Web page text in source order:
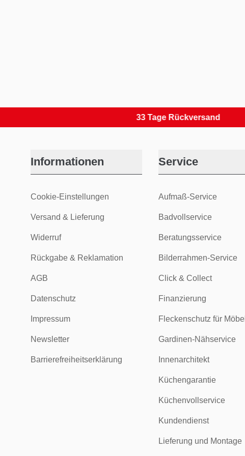
33 Tage Rückversand
Informationen
Cookie-Einstellungen
Versand & Lieferung
Widerruf
Rückgabe & Reklamation
AGB
Datenschutz
Impressum
Newsletter
Barrierefreiheitserklärung
Service
Aufmaß-Service
Badvollservice
Beratungsservice
Bilderrahmen-Service
Click & Collect
Finanzierung
Fleckenschutz für Möbel
Gardinen-Nähservice
Innenarchitekt
Küchengarantie
Küchenvollservice
Kundendienst
Lieferung und Montage